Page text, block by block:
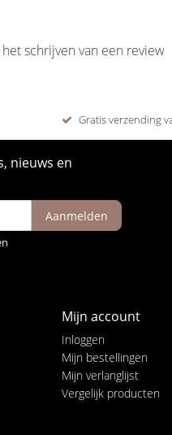
schrijven van een review
Gratis verzending
nieuws en
Aanmelden
Mijn account
Inloggen
Mijn bestellingen
Mijn verlanglijst
Vergelijk producten